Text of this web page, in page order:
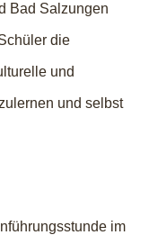
Bad Salzungen
die
und
und selbst
im